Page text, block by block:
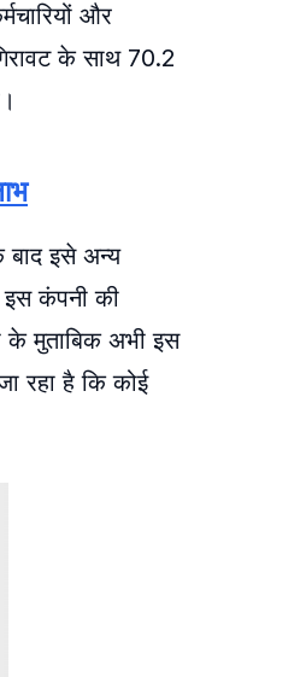
और
के साथ 70.2
बाद इसे अन्य
कंपनी की
मुताबिक अभी इस
रहा है कि कोई